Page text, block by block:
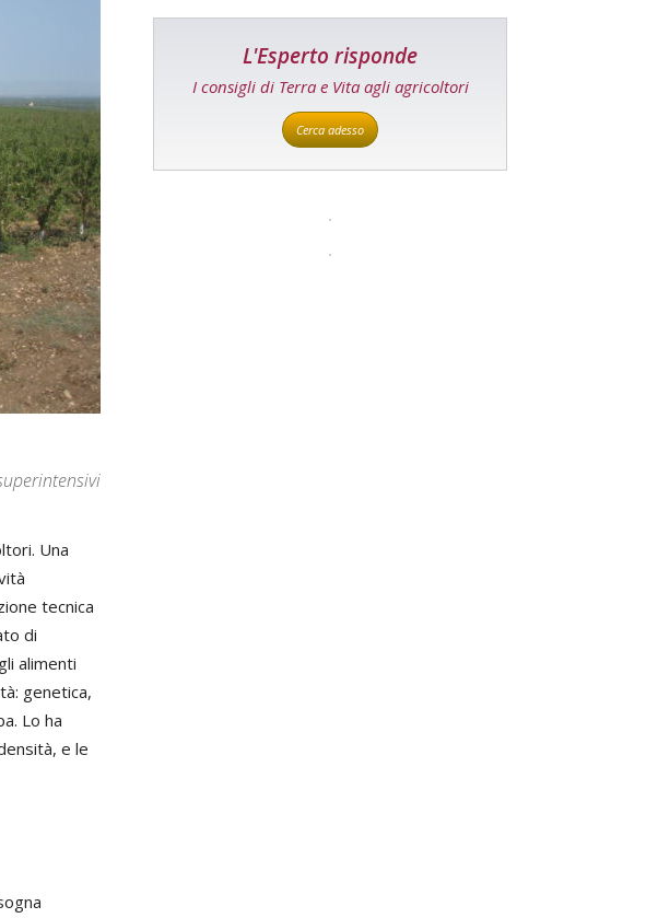
Una
tecnica
di
alimenti
genetica,
Lo ha
e le
L'Esperto risponde
I consigli di Terra e Vita agli agricoltori
Cerca adesso